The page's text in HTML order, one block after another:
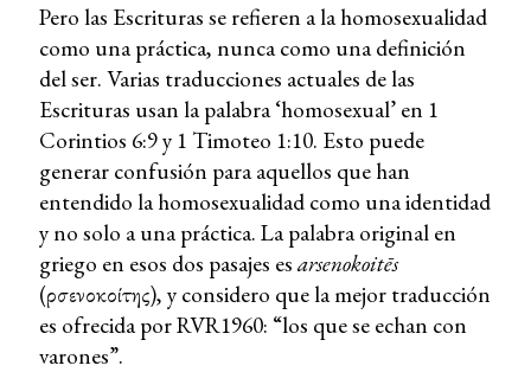
Pero las Escrituras se refieren a la homosexualidad
como una práctica, nunca como una definición
del ser. Varias traducciones actuales de las
Escrituras usan la palabra ‘homosexual’ en 1
Corintios 6:9 y 1 Timoteo 1:10. Esto puede
generar confusión para aquellos que han
entendido la homosexualidad como una identidad
y no solo a una práctica. La palabra original en
griego en esos dos pasajes es arsenokoitēs
(ἀρσενοκοίτης), y considero que la mejor traducción
es ofrecida por RVR1960: “los que se echan con
varones”.